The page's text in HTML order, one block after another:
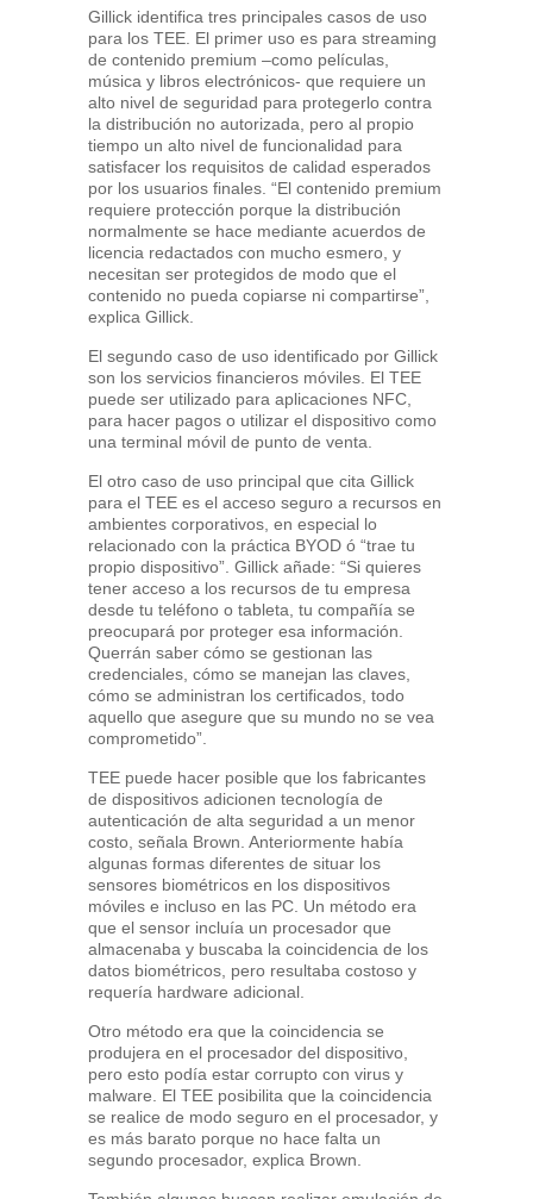
Gillick identifica tres principales casos de uso
para los TEE. El primer uso es para streaming
de contenido premium –como películas,
música y libros electrónicos- que requiere un
alto nivel de seguridad para protegerlo contra
la distribución no autorizada, pero al propio
tiempo un alto nivel de funcionalidad para
satisfacer los requisitos de calidad esperados
por los usuarios finales. “El contenido premium
requiere protección porque la distribución
normalmente se hace mediante acuerdos de
licencia redactados con mucho esmero, y
necesitan ser protegidos de modo que el
contenido no pueda copiarse ni compartirse”,
explica Gillick.
El segundo caso de uso identificado por Gillick
son los servicios financieros móviles. El TEE
puede ser utilizado para aplicaciones NFC,
para hacer pagos o utilizar el dispositivo como
una terminal móvil de punto de venta.
El otro caso de uso principal que cita Gillick
para el TEE es el acceso seguro a recursos en
ambientes corporativos, en especial lo
relacionado con la práctica BYOD ó “trae tu
propio dispositivo”. Gillick añade: “Si quieres
tener acceso a los recursos de tu empresa
desde tu teléfono o tableta, tu compañía se
preocupará por proteger esa información.
Querrán saber cómo se gestionan las
credenciales, cómo se manejan las claves,
cómo se administran los certificados, todo
aquello que asegure que su mundo no se vea
comprometido”.
TEE puede hacer posible que los fabricantes
de dispositivos adicionen tecnología de
autenticación de alta seguridad a un menor
costo, señala Brown. Anteriormente había
algunas formas diferentes de situar los
sensores biométricos en los dispositivos
móviles e incluso en las PC. Un método era
que el sensor incluía un procesador que
almacenaba y buscaba la coincidencia de los
datos biométricos, pero resultaba costoso y
requería hardware adicional.
Otro método era que la coincidencia se
produjera en el procesador del dispositivo,
pero esto podía estar corrupto con virus y
malware. El TEE posibilita que la coincidencia
se realice de modo seguro en el procesador, y
es más barato porque no hace falta un
segundo procesador, explica Brown.